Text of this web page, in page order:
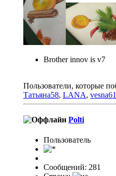
Brother innov is v7
Пользователи, которые
Татьяна58, LANA, vesna61
Polti
Пользовaтeль
Сообщений: 281